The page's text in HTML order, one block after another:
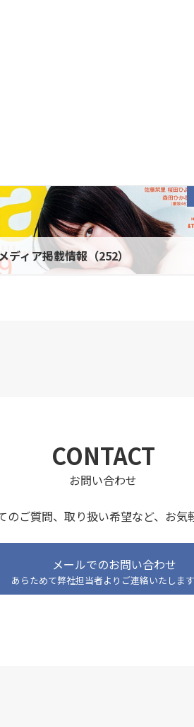
ディア掲載情報（252）
CONTACT
お問い合わせ
ご質問、取り扱い希望など、 お気
メールでのお問い合わせ
あらためて弊社担当者よりご連絡いたします